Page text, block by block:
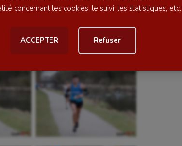
concernant les cookies, le suivi, les statistiques, etc.
ACCEPTER Refuser
Natation artistique
Outdoor
Parkour
Patinage artistique
Pétanque
Plongée